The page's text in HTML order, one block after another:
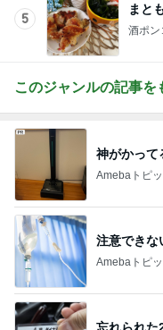
5
まと
酒ポ
このジャンルの記事を
神がかって
Amebaトピ
注意できな
Amebaトピ
忘れられた